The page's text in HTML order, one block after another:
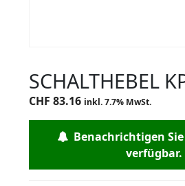
SCHALTHEBEL
CHF 83.16 inkl. 7.7% MwSt.
Benachrichtigen
verfügbar.